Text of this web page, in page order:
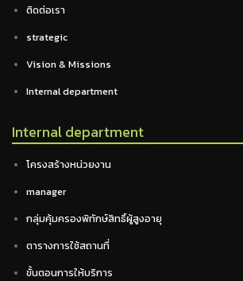
ติดต่อเรา
strategic
Vision & Missions
Internal department
Internal department
โครงสร้างหน่วยงาน
manager
กลุ่มคุ้มครองพิทักษ์สิทธิ์ผู้สูงอายุ
ตารางการใช้สถานที่
ขั้นตอนการให้บริการ